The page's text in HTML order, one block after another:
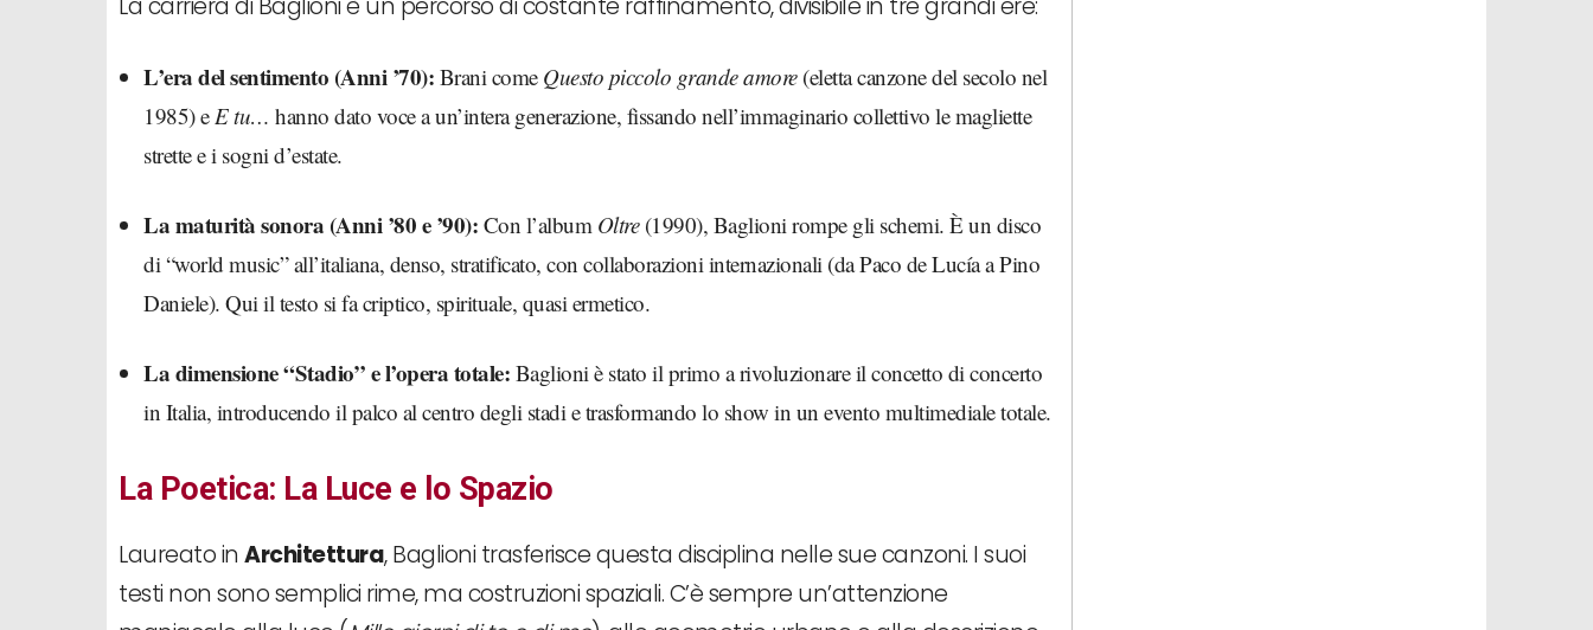
La carriera di Baglioni è un percorso di costante raffinamento, divisibile in tre grandi ere:
L’era del sentimento (Anni ’70): Brani come Questo piccolo grande amore(eletta canzone del secolo nel
1985) eE tu… hanno dato voce a un’intera generazione, fissando nell’immaginario collettivo le magliette
strette e i sogni d’estate.
La maturità sonora (Anni ’80 e ’90): Con l’album Oltre(1990), Baglioni rompe gli schemi. È un disco
di “world music” all’italiana, denso, stratificato, con collaborazioni internazionali (da Paco de Lucía a Pino
Daniele). Qui il testo si fa criptico, spirituale, quasi ermetico.
La dimensione “Stadio” e l’opera totale: Baglioni è stato il primo a rivoluzionare il concetto di concerto
in Italia, introducendo il palco al centro degli stadi e trasformando lo show in un evento multimediale totale.
La Poetica: La Luce e lo Spazio
Laureato in Architettura, Baglioni trasferisce questa disciplina nelle sue canzoni. I suoi
testi non sono semplici rime, ma costruzioni spaziali. C’è sempre un’attenzione